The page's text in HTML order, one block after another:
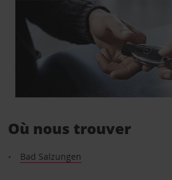
Où nous trouver
Bad Salzungen